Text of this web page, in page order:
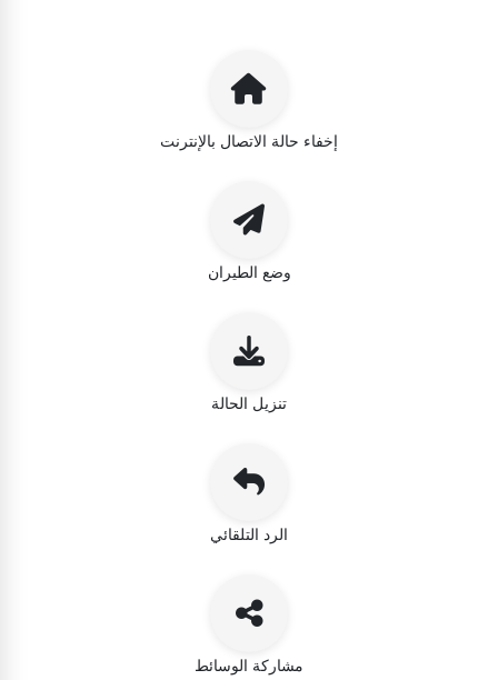
إخفاء حالة الاتصال بالإنترنت
وضع الطيران
تنزيل الحالة
الرد التلقائي
مشاركة الوسائط